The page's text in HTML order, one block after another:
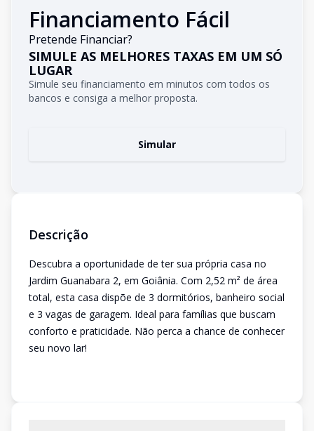
Financiamento Fácil
Pretende Financiar?
SIMULE AS MELHORES TAXAS EM UM SÓ
LUGAR
Simule seu financiamento em minutos com todos os
bancos e consiga a melhor proposta.
Simular
Descrição
Descubra a oportunidade de ter sua própria casa no
Jardim Guanabara 2, em Goiânia. Com 2,52 m² de área
total, esta casa dispõe de 3 dormitórios, banheiro social
e 3 vagas de garagem. Ideal para famílias que buscam
conforto e praticidade. Não perca a chance de conhecer
seu novo lar!